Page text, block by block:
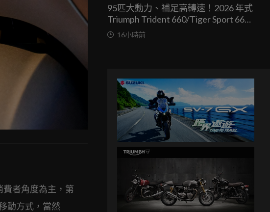
者角度為主，第
動方式，當然
95匹大動力、補足高轉速！2026 年式
Triumph Trident 660/Tiger Sport 660
兩車均一價 39.9 萬台灣發表
16小時前